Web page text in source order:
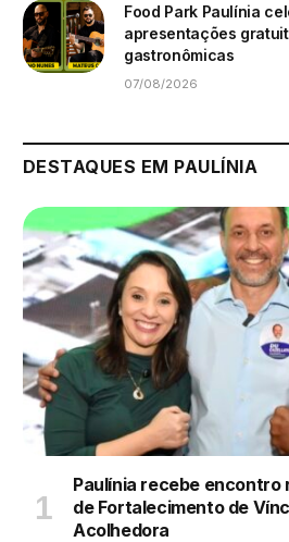
Food Park Paulínia
apresentações
gastronômicas
07/08/2026
DESTAQUES EM PAULÍNIA
Paulínia recebe encontro
de Fortalecimento de
Acolhedora